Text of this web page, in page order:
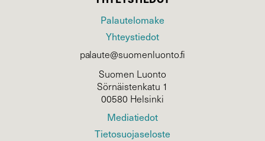
Palautelomake
Yhteystiedot
palaute@suomenluonto.fi
Suomen Luonto
Sörnäistenkatu 1
00580 Helsinki
Mediatiedot
Tietosuojaseloste